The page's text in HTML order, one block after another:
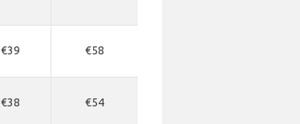
€39 €58
€38 €54